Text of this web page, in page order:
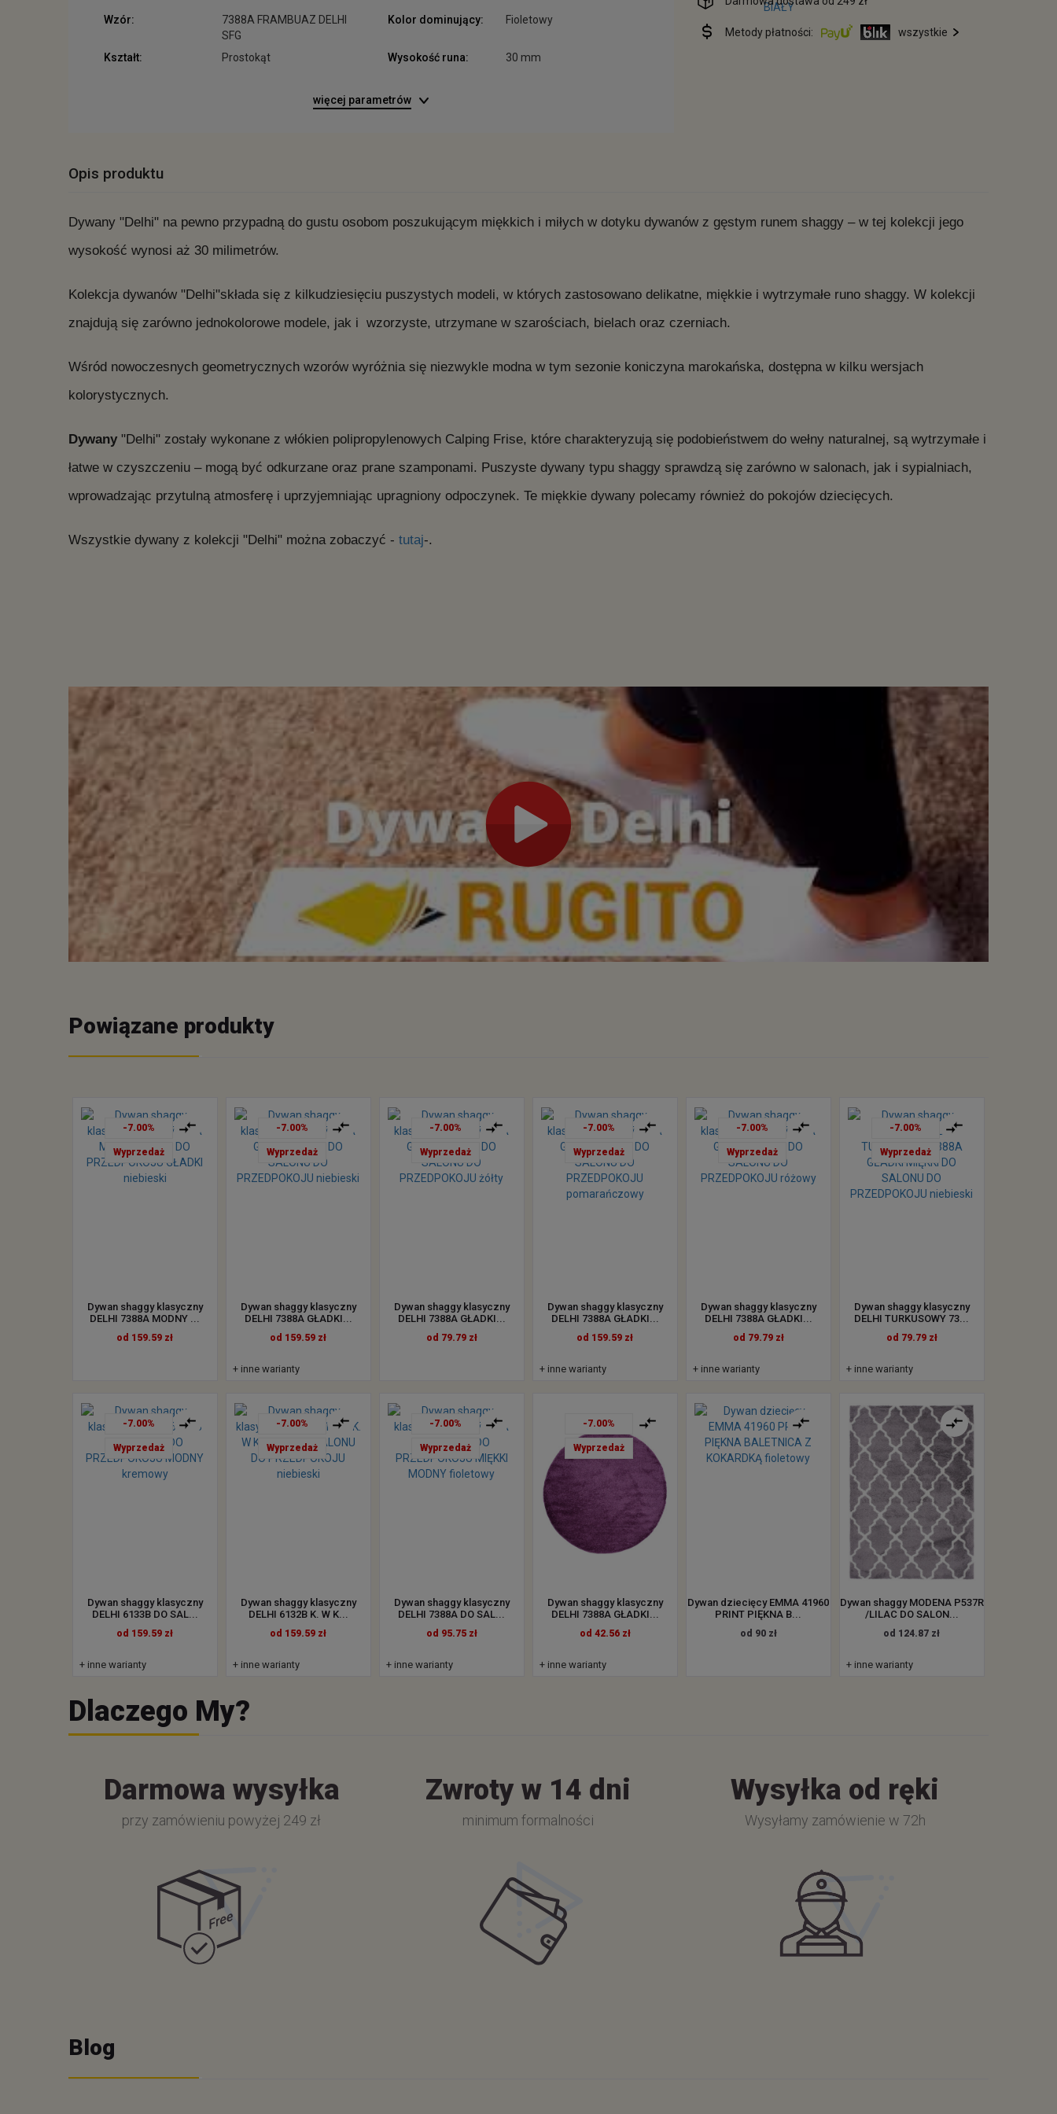
Wzór:
7388A FRAMBUAZ DELHI
SFG
Kolor dominujący: Fioletowy
Kształt: Prostokąt Wysokość runa: 30 mm
więcej parametrów
Metody płatności: wszystkie
Opis produktu
Dywany "Delhi" na pewno przypadną do gustu osobom poszukującym miękkich i miłych w dotyku dywanów z gęstym runem shaggy – w tej kolekcji jego
wysokość wynosi aż 30 milimetrów.
Kolekcja dywanów "Delhi"składa się z kilkudziesięciu puszystych modeli, w których zastosowano delikatne, miękkie i wytrzymałe runo shaggy. W kolekcji
znajdują się zarówno jednokolorowe modele, jak i wzorzyste, utrzymane w szarościach, bielach oraz czerniach.
Wśród nowoczesnych geometrycznych wzorów wyróżnia się niezwykle modna w tym sezonie koniczyna marokańska, dostępna w kilku wersjach
kolorystycznych.
Dywany "Delhi" zostały wykonane z włókien polipropylenowych Calping Frise, które charakteryzują się podobieństwem do wełny naturalnej, są wytrzymałe i
łatwe w czyszczeniu – mogą być odkurzane oraz prane szamponami. Puszyste dywany typu shaggy sprawdzą się zarówno w salonach, jak i sypialniach,
wprowadzając przytulną atmosferę i uprzyjemniając upragniony odpoczynek. Te miękkie dywany polecamy również do pokojów dziecięcych.
Wszystkie dywany z kolekcji "Delhi" można zobaczyć - tutaj-.
Powiązane produkty
-7.00%
Wyprzedaż
Dywan shaggy klasyczny
DELHI 7388A MODNY ...
od 159.59 zł
-7.00%
Wyprzedaż
Dywan shaggy klasyczny
DELHI 7388A GŁADKI...
od 159.59 zł
+ inne warianty
-7.00%
Wyprzedaż
Dywan shaggy klasyczny
DELHI 7388A GŁADKI...
od 79.79 zł
-7.00%
Wyprzedaż
Dywan shaggy klasyczny
DELHI 7388A GŁADKI...
od 159.59 zł
+ inne warianty
-7.00%
Wyprzedaż
Dywan shaggy klasyczny
DELHI 7388A GŁADKI...
od 79.79 zł
+ inne warianty
-7.00%
Wyprzedaż
Dywan shaggy klasyczny
DELHI TURKUSOWY 73...
od 79.79 zł
+ inne warianty
-7.00%
Wyprzedaż
Dywan shaggy klasyczny
DELHI 6133B DO SAL...
od 159.59 zł
+ inne warianty
-7.00%
Wyprzedaż
Dywan shaggy klasyczny
DELHI 6132B K. W K...
od 159.59 zł
+ inne warianty
-7.00%
Wyprzedaż
Dywan shaggy klasyczny
DELHI 7388A DO SAL...
od 95.75 zł
+ inne warianty
-7.00%
Wyprzedaż
Dywan shaggy klasyczny
DELHI 7388A GŁADKI...
od 42.56 zł
+ inne warianty
Dywan dziecięcy EMMA 41960
PRINT PIĘKNA B...
od 90 zł
Dywan shaggy MODENA P537R
/LILAC DO SALON...
od 124.87 zł
+ inne warianty
Dlaczego My?
Darmowa wysyłka
przy zamówieniu powyżej 249 zł
Zwroty w 14 dni
minimum formalności
Wysyłka od ręki
Wysyłamy zamówienie w 72h
Blog